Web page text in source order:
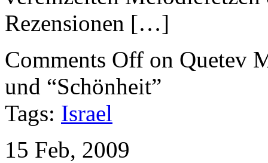
Rezensionen […]
Comments Off on Quetev
und “Schönheit”
Tags: Israel
15 Feb, 2009